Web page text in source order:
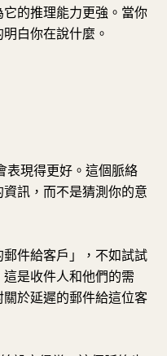
的推理能力更強。當你
白你在說什麼。
表現得更好。這個脈絡
訊，而不是猜測你的意
件給客戶」，不如試試
這是收件人和他們的需
於延遲的郵件給這位客